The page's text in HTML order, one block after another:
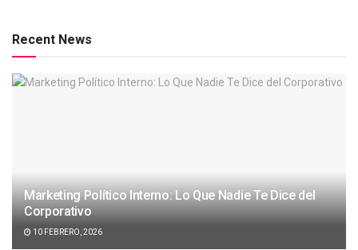
Recent News
Marketing Político Interno: Lo Que Nadie Te Dice del
Corporativo
10 FEBRERO, 2026